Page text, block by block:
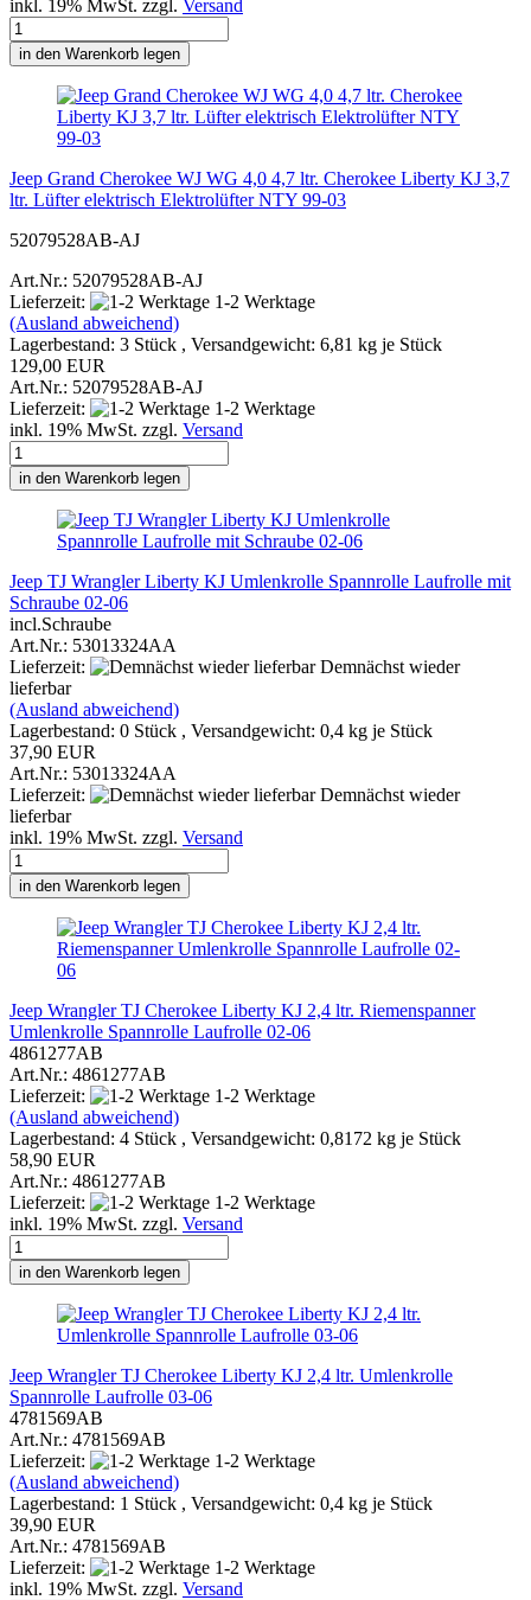
inkl. 19% MwSt. zzgl. Versand
in den Warenkorb legen
Jeep Grand Cherokee WJ WG 4,0 4,7 ltr. Cherokee Liberty KJ 3,7
ltr. Lüfter elektrisch Elektrolüfter NTY 99-03
52079528AB-AJ
Art.Nr.: 52079528AB-AJ
Lieferzeit:
1-2 Werktage
(Ausland abweichend)
Lagerbestand: 3 Stück , Versandgewicht: 6,81 kg je Stück
129,00 EUR
Art.Nr.: 52079528AB-AJ
Lieferzeit:
1-2 Werktage
inkl. 19% MwSt. zzgl. Versand
in den Warenkorb legen
Jeep TJ Wrangler Liberty KJ Umlenkrolle Spannrolle Laufrolle mit
Schraube 02-06
incl.Schraube
Art.Nr.: 53013324AA
Lieferzeit:
Demnächst wieder
lieferbar
(Ausland abweichend)
Lagerbestand: 0 Stück , Versandgewicht: 0,4 kg je Stück
37,90 EUR
Art.Nr.: 53013324AA
Lieferzeit:
Demnächst wieder
lieferbar
inkl. 19% MwSt. zzgl. Versand
in den Warenkorb legen
Jeep Wrangler TJ Cherokee Liberty KJ 2,4 ltr. Riemenspanner
Umlenkrolle Spannrolle Laufrolle 02-06
4861277AB
Art.Nr.: 4861277AB
Lieferzeit:
1-2 Werktage
(Ausland abweichend)
Lagerbestand: 4 Stück , Versandgewicht: 0,8172 kg je Stück
58,90 EUR
Art.Nr.: 4861277AB
Lieferzeit:
1-2 Werktage
inkl. 19% MwSt. zzgl. Versand
in den Warenkorb legen
Jeep Wrangler TJ Cherokee Liberty KJ 2,4 ltr. Umlenkrolle
Spannrolle Laufrolle 03-06
4781569AB
Art.Nr.: 4781569AB
Lieferzeit:
1-2 Werktage
(Ausland abweichend)
Lagerbestand: 1 Stück , Versandgewicht: 0,4 kg je Stück
39,90 EUR
Art.Nr.: 4781569AB
Lieferzeit:
1-2 Werktage
inkl. 19% MwSt. zzgl. Versand